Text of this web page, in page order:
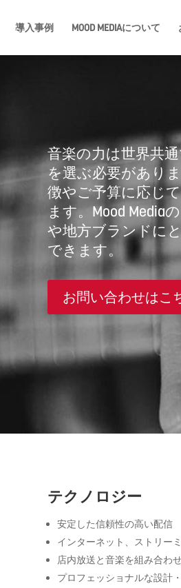
導入事例 MOOD MEDIAについて
音楽の力は世界共
を選ぶ必要があり
徴やご予算に応じ
ます。Mood Media
や地方ブランドに
できます。
お問い合わせはこ
テクノロジー
安定した信頼性の高い配信
インターネット、ストリー
店内放送と音楽を組み合わ
プロフェッショナルな設計